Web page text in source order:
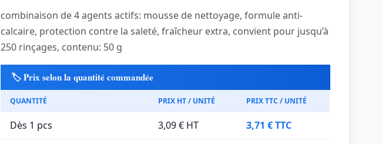
combinaison de 4 agents actifs: mousse de nettoyage, formule anti-
calcaire, protection contre la saleté, fraîcheur extra, convient pour jusqu’à
250 rinçages, contenu: 50 g
🏷️ Prix selon la quantité commandée
QUANTITÉ PRIX HT / UNITÉ PRIX TTC / UNITÉ
Dès 1 pcs 3,09 € HT 3,71 € TTC